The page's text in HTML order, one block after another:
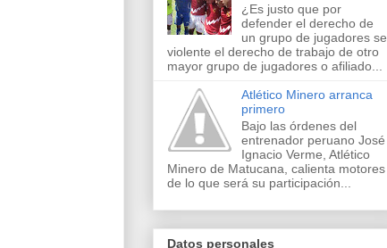
¿Es justo que por
defender el derecho de
un grupo de jugadores se
violente el derecho de trabajo de otro
mayor grupo de jugadores o afiliado...
Atlético Minero arranca
primero
Bajo las órdenes del
entrenador peruano José
Ignacio Verme, Atlético
Minero de Matucana, calienta motores
de lo que será su participación...
Datos personales